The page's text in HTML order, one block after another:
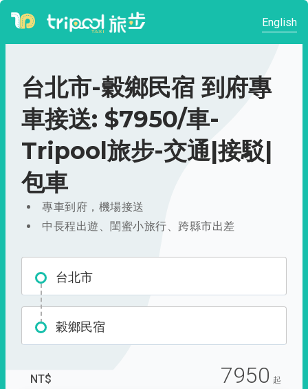
English
台北市-穀鄉民宿 到府專
車接送: $7950/車-
Tripool旅步-交通|接駁|
包車
專車到府，機場接送
中長程出遊、閨蜜小旅行、跨縣市出差
台北市
穀鄉民宿
NT$ 7950 起